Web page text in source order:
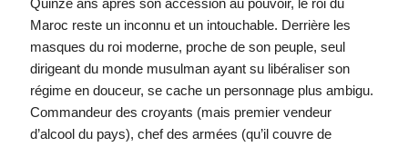
Quinze ans après son accession au pouvoir, le roi du
Maroc reste un inconnu et un intouchable. Derrière les
masques du roi moderne, proche de son peuple, seul
dirigeant du monde musulman ayant su libéraliser son
régime en douceur, se cache un personnage plus ambigu.
Commandeur des croyants (mais premier vendeur
d’alcool du pays), chef des armées (qu’il couvre de